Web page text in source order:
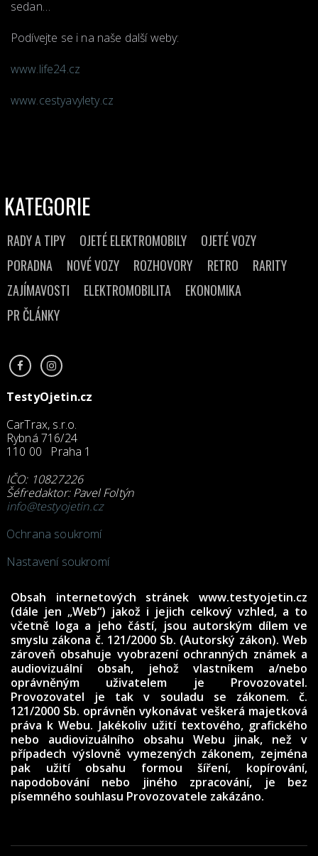
sedan…
Podívejte se i na naše další weby:
www.life24.cz
www.cestyavylety.cz
KATEGORIE
RADY A TIPY OJETÉ ELEKTROMOBILY
OJETÉ VOZY
PORADNA
NOVÉ VOZY ROZHOVORY RETRO
RARITY
ZAJÍMAVOSTI
ELEKTROMOBILITA
EKONOMIKA
PR ČLÁNKY
TestyOjetin.cz
CarTrax, s.r.o.
Rybná 716/24
110 00 Praha 1
IČO: 10827226
Šéfredaktor: Pavel Foltýn
info@testyojetin.cz
Ochrana soukromí
Nastavení soukromí
Obsah internetových stránek www.testyojetin.cz
(dále jen „Web“) jakož i jejich celkový vzhled, a to
včetně loga a jeho částí, jsou autorským dílem ve
smyslu zákona č. 121/2000 Sb. (Autorský zákon). Web
zároveň obsahuje vyobrazení ochranných známek a
audiovizuální obsah, jehož vlastníkem a/nebo
oprávněným uživatelem je Provozovatel.
Provozovatel je tak v souladu se zákonem. č.
121/2000 Sb. oprávněn vykonávat veškerá majetková
práva k Webu. Jakékoliv užití textového, grafického
nebo audiovizuálního obsahu Webu jinak, než v
případech výslovně vymezených zákonem, zejména
pak užití obsahu formou šíření, kopírování,
napodobování nebo jiného zpracování, je bez
písemného souhlasu Provozovatele zakázáno.